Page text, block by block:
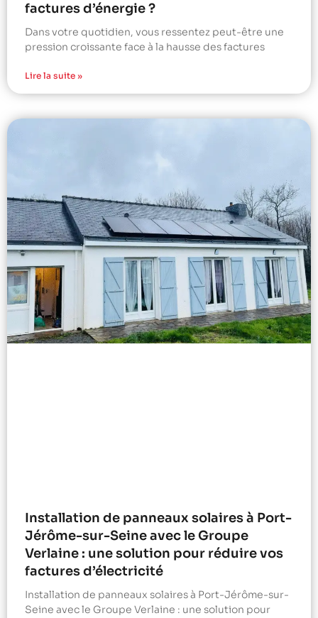
factures d’énergie ?
Dans votre quotidien, vous ressentez peut-être une
pression croissante face à la hausse des factures
Lire la suite »
Installation de panneaux solaires à Port-
Jérôme-sur-Seine avec le Groupe
Verlaine : une solution pour réduire vos
factures d’électricité
Installation de panneaux solaires à Port-Jérôme-sur-
Seine avec le Groupe Verlaine : une solution pour